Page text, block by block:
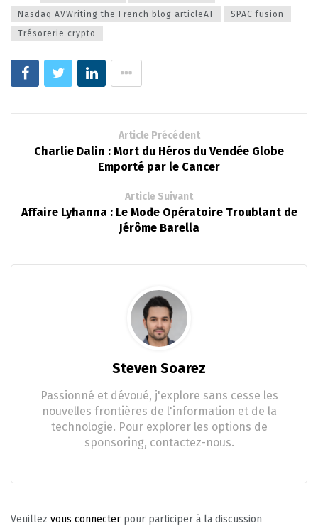
Nasdaq AVWriting the French blog articleAT
SPAC fusion
Trésorerie crypto
Article Précédent
Charlie Dalin : Mort du Héros du Vendée Globe
Emporté par le Cancer
Article Suivant
Affaire Lyhanna : Le Mode Opératoire Troublant de
Jérôme Barella
Steven Soarez
Passionné et dévoué, j'explore sans cesse les
nouvelles frontières de l'information et de la
technologie. Pour explorer les options de
sponsoring, contactez-nous.
Veuillez vous connecter pour participer à la discussion